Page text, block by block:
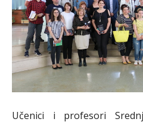
Učenici i profesori